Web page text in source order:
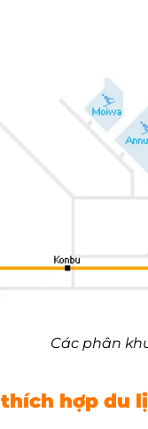
Các phân
thích hợp du